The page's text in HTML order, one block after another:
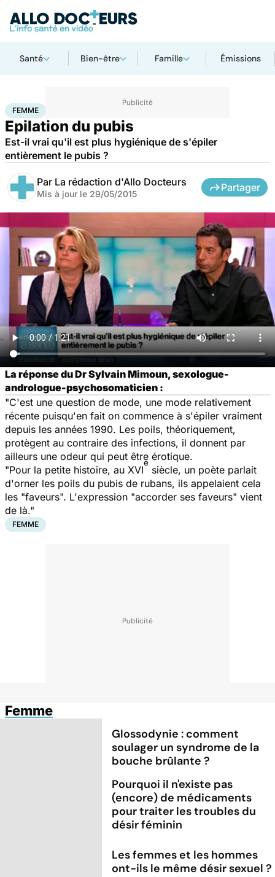
Santé Bien-être Famille Émissions
AccueilBien-être
FEMME
Epilation du pubis
Est-il vrai qu'il est plus hygiénique de s'épiler
entièrement le pubis ?
Par La rédaction d'Allo Docteurs
Mis à jour le 29/05/2015
Partager
La réponse du Dr Sylvain Mimoun, sexologue-
andrologue-psychosomaticien :
"C'est une question de mode, une mode relativement
récente puisqu'en fait on commence à s'épiler vraiment
depuis les années 1990. Les poils, théoriquement,
protègent au contraire des infections, il donnent par
ailleurs une odeur qui peut être érotique.
"Pour la petite histoire, au XVI
e
siècle, un poète parlait
d'orner les poils du pubis de rubans, ils appelaient cela
les "faveurs". L'expression "accorder ses faveurs" vient
de là."
FEMME
Femme
Glossodynie : comment
soulager un syndrome de la
bouche brûlante ?
Pourquoi il n'existe pas
(encore) de médicaments
pour traiter les troubles du
désir féminin
Les femmes et les hommes
ont-ils le même désir sexuel ?